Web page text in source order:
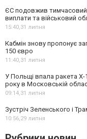
ЄС подовжив тимчасовий
виплати та військовий
15:40,31 липня
Кабмін знову пропонує
150 євро
11:40,31 липня
У Польщі впала ракета Х-
року в Московській
09:14,31 липня
Зустріч Зеленського і
10:56,29 липня